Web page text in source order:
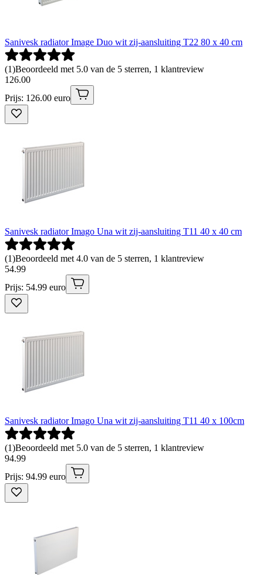
Sanivesk radiator Image Duo wit zij-aansluiting T22 80 x 40 cm
(1)Beoordeeld met 5.0 van de 5 sterren, 1 klantreview
126.00
Prijs: 126.00 euro
Sanivesk radiator Imago Una wit zij-aansluiting T11 40 x 40 cm
(1)Beoordeeld met 4.0 van de 5 sterren, 1 klantreview
54.99
Prijs: 54.99 euro
Sanivesk radiator Imago Una wit zij-aansluiting T11 40 x 100cm
(1)Beoordeeld met 5.0 van de 5 sterren, 1 klantreview
94.99
Prijs: 94.99 euro